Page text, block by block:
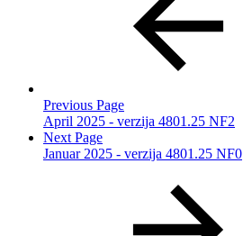
Previous Page
April 2025 - verzija 4801.25 NF2
Next Page
Januar 2025 - verzija 4801.25 NF0